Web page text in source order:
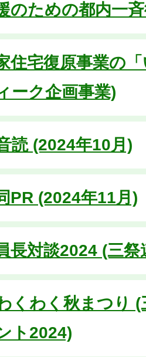
のための都内一
住宅復原事業の
ーク企画事業)
読 (2024年10月)
PR (2024年11月)
長対談2024 (三祭
くわく秋まつり (
ト2024)